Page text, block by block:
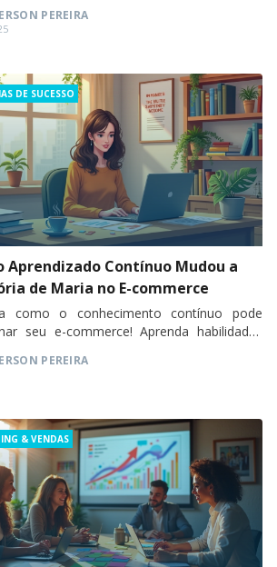
PEREIRA
DE SUCESSO
Aprendizado Contínuo Mudou a
de Maria no E-commerce
como o conhecimento contínuo pode
seu e-commerce! Aprenda habilidades
PEREIRA
& VENDAS